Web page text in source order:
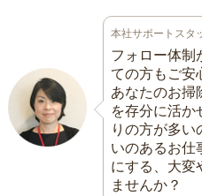
本社サポートスタ
フォロー体制
ての方もご安
あなたのお掃
を存分に活か
りの方が多い
いのあるお仕
にする、大変
ませんか？